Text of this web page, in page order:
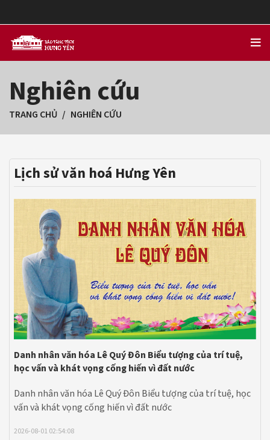
Nghiên cứu
TRANG CHỦ NGHIÊN CỨU
Lịch sử văn hoá Hưng Yên
Danh nhân văn hóa Lê Quý Đôn Biểu tượng của trí tuệ,
học vấn và khát vọng cống hiến vì đất nước
Danh nhân văn hóa Lê Quý Đôn Biểu tượng của trí tuệ, học
vấn và khát vọng cống hiến vì đất nước
2026-08-01 02:54:08